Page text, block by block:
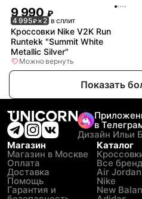
9 990 ₽
4 995₽× 2 в сплит
Кроссовки Nike V2K Run
Runtekk "Summit White
Metallic Silver"
Можно вернуть
Показать
в
Дизайн Ильи
Магазин
Магазин в Москве
Оплата
Доставка
Помощь
Гарантия и
Каталог
Все
Air Jordan
Nike
New